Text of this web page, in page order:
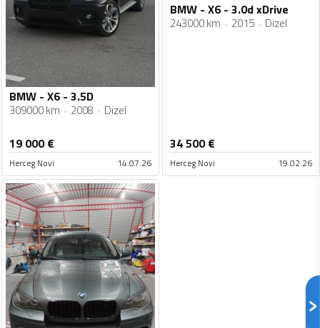
BMW - X6 - 3.5D
309000 km 2008 Dizel
19 000€
Herceg Novi 14.07.26
BMW - X6 - 3.0d xDrive
243000 km 2015 Dizel
34 500€
Herceg Novi 19.02.26